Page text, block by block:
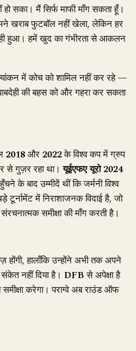
सका। मैं सिर्फ माफी माँग सकता हूँ।
खराब फुटबॉल नहीं खेला, लेकिन हर
हुआ। हमें खुद का गंभीरता से आकलन
में कोच को शामिल नहीं कर रहे —
की बहस को और गहरा कर सकता
2018और 2022के विश्व कप में ग्रुप
से गुज़र रहा था।यूईएफए यूरो 2024
के बाद उम्मीदें थीं कि जर्मनी विश्व
में निराशाजनक विदाई है, जो
समीक्षा की माँग करती है।
हालाँकि उन्होंने अभी तक अपने
नहीं दिया है। DFBसे अपेक्षा है
समीक्षा करेगा। पराग्वे अब राउंड ऑफ